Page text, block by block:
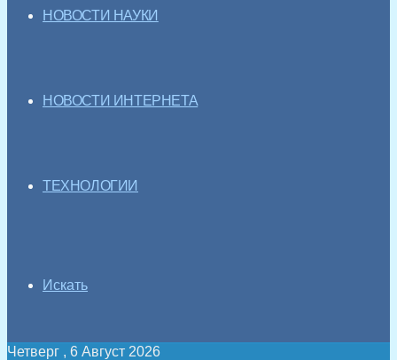
НОВОСТИ НАУКИ
НОВОСТИ ИНТЕРНЕТА
ТЕХНОЛОГИИ
Искать
Четверг , 6 Август 2026